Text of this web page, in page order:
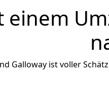
einem
Galloway ist voller